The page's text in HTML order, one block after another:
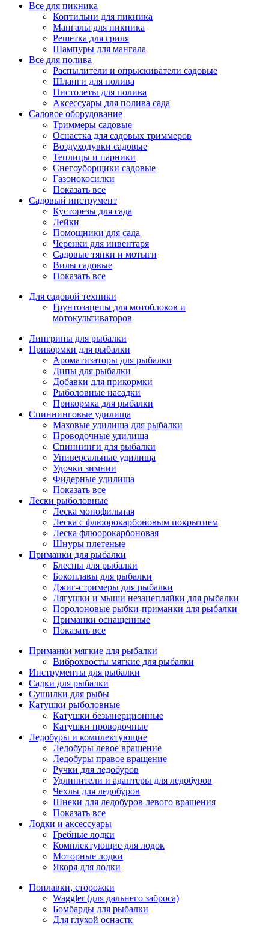
Все для пикника
Коптильни для пикника
Мангалы для пикника
Решетка для гриля
Шампуры для мангала
Все для полива
Распылители и опрыскиватели садовые
Шланги для полива
Пистолеты для полива
Аксессуары для полива сада
Садовое оборудование
Триммеры садовые
Оснастка для садовых триммеров
Воздуходувки садовые
Теплицы и парники
Снегоуборщики садовые
Газонокосилки
Показать все
Садовый инструмент
Кусторезы для сада
Лейки
Помощники для сада
Черенки для инвентаря
Садовые тяпки и мотыги
Вилы садовые
Показать все
Для садовой техники
Грунтозацепы для мотоблоков и
мотокультиваторов
Липгрипы для рыбалки
Прикормки для рыбалки
Ароматизаторы для рыбалки
Дипы для рыбалки
Добавки для прикормки
Рыболовные насадки
Прикормка для рыбалки
Спиннинговые удилища
Маховые удилища для рыбалки
Проводочные удилища
Спиннинги для рыбалки
Универсальные удилища
Удочки зимнии
Фидерные удилища
Показать все
Лески рыболовные
Леска монофильная
Леска с флюорокарбоновым покрытием
Леска флюорокарбоновая
Шнуры плетеные
Приманки для рыбалки
Блесны для рыбалки
Бокоплавы для рыбалки
Джиг-стримеры для рыбалки
Лягушки и мыши незацепляйки для рыбалки
Поролоновые рыбки-приманки для рыбалки
Приманки оснащенные
Показать все
Приманки мягкие для рыбалки
Виброхвосты мягкие для рыбалки
Инструменты для рыбалки
Садки для рыбалки
Сушилки для рыбы
Катушки рыболовные
Катушки безынерционные
Катушки проводочные
Ледобуры и комплектующие
Ледобуры левое вращение
Ледобуры правое вращение
Ручки для ледобуров
Удлинители и адаптеры для ледобуров
Чехлы для ледобуров
Шнеки для ледобуров левого вращения
Показать все
Лодки и аксессуары
Гребные лодки
Комплектующие для лодок
Моторные лодки
Якоря для лодки
Поплавки, сторожки
Waggler (для дальнего заброса)
Бомбарды для рыбалки
Для глухой оснастк